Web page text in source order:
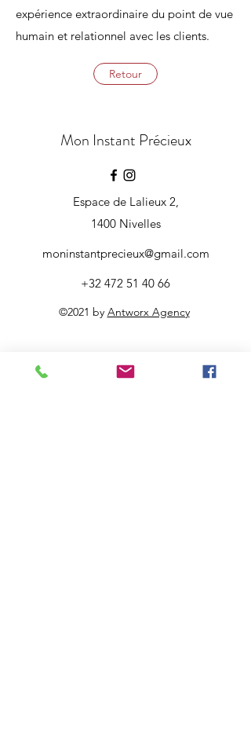
expérience extraordinaire du point de vue
humain et relationnel avec les clients.
Retour
Mon Instant Précieux
Espace de Lalieux 2,
1400 Nivelles
moninstantprecieux@gmail.com
+32 472 51 40 66
©2021 by Antworx Agency